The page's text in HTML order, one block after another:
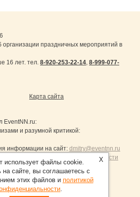
праздничных мероприятий в
16 лет. тел. 8-920-253-22-14, 8-999-077-
Карта сайта
EventNN.ru:
и разумной критикой:
информации на сайт: dmitry@eventnn.ru
и политика конфиденциальности
X
использует файлы cookie.
на сайте, вы соглашаетесь с
этих файлов и политикой
.